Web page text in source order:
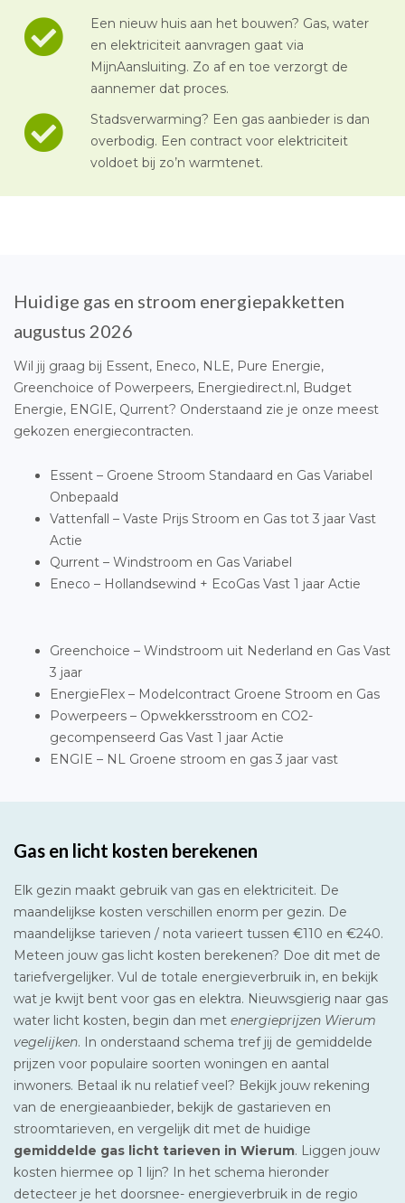
Een nieuw huis aan het bouwen? Gas, water
en elektriciteit aanvragen gaat via
MijnAansluiting. Zo af en toe verzorgt de
aannemer dat proces.
Stadsverwarming? Een gas aanbieder is dan
overbodig. Een contract voor elektriciteit
voldoet bij zo’n warmtenet.
Huidige gas en stroom energiepakketten
augustus 2026
Wil jij graag bij Essent, Eneco, NLE, Pure Energie,
Greenchoice of Powerpeers, Energiedirect.nl, Budget
Energie, ENGIE, Qurrent? Onderstaand zie je onze meest
gekozen energiecontracten.
Essent – Groene Stroom Standaard en Gas Variabel
Onbepaald
Vattenfall – Vaste Prijs Stroom en Gas tot 3 jaar Vast
Actie
Qurrent – Windstroom en Gas Variabel
Eneco – Hollandsewind + EcoGas Vast 1 jaar Actie
Greenchoice – Windstroom uit Nederland en Gas Vast
3 jaar
EnergieFlex – Modelcontract Groene Stroom en Gas
Powerpeers – Opwekkersstroom en CO2-
gecompenseerd Gas Vast 1 jaar Actie
ENGIE – NL Groene stroom en gas 3 jaar vast
Gas en licht kosten berekenen
Elk gezin maakt gebruik van gas en elektriciteit. De
maandelijkse kosten verschillen enorm per gezin. De
maandelijkse tarieven / nota varieert tussen €110 en €240.
Meteen jouw gas licht kosten berekenen? Doe dit met de
tariefvergelijker. Vul de totale energieverbruik in, en bekijk
wat je kwijt bent voor gas en elektra. Nieuwsgierig naar gas
water licht kosten, begin dan met energieprijzen Wierum
vegelijken. In onderstaand schema tref jij de gemiddelde
prijzen voor populaire soorten woningen en aantal
inwoners. Betaal ik nu relatief veel? Bekijk jouw rekening
van de energieaanbieder, bekijk de gastarieven en
stroomtarieven, en vergelijk dit met de huidige
gemiddelde gas licht tarieven in Wierum. Liggen jouw
kosten hiermee op 1 lijn? In het schema hieronder
detecteer je het doorsnee- energieverbruik in de regio